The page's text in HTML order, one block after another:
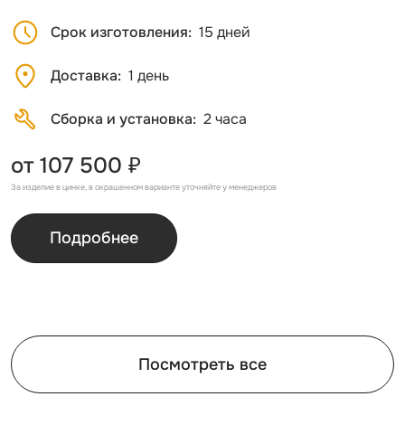
Срок изготовления 15 дней
Доставка 1 день
Сборка и установка 2 часа
от 107 500 ₽
За изделие в цинке, в окрашенном варианте уточняйте у менеджеров
Подробнее
Посмотреть все